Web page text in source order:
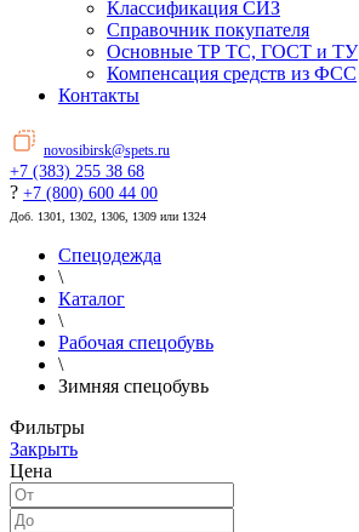
Классификация СИЗ
Справочник покупателя
Основные ТР ТС, ГОСТ и ТУ
Компенсация средств из ФСС
Контакты
novosibirsk@spets.ru
+7 (383) 255 38 68
? +7 (800) 600 44 00
Доб. 1301, 1302, 1306, 1309 или 1324
Спецодежда
\
Каталог
\
Рабочая спецобувь
\
Зимняя спецобувь
Фильтры
Закрыть
Цена